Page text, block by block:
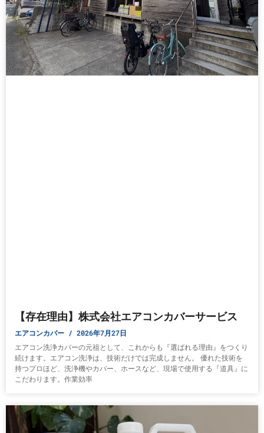
【存在理由】株式会社エアコンカバーサービス
エアコンカバー 2026年7月27日
エアコン洗浄カバーの元祖として、これからも『選ばれる理由』をつくり
続けます。エアコン洗浄は、技術だけでは完成しません。 優れた技術を
持つプロほど、洗浄機やカバー、ホースなど、現場で使用する『道具』に
こだわります。作業効率